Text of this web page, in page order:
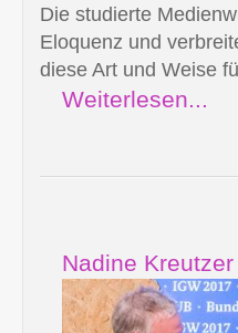
Die studierte
Eloquenz und
diese Art und Weise
Weiterlesen...
Nadine Kreutzer